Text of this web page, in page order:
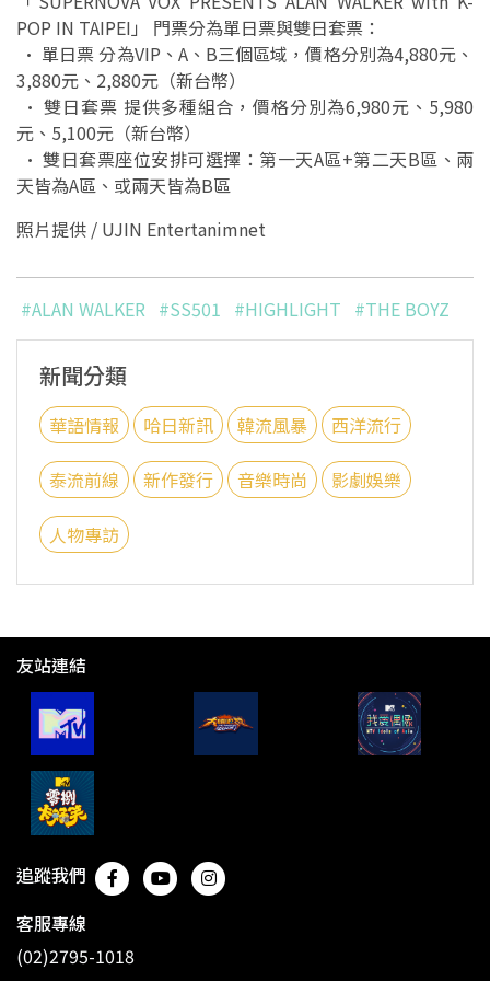
POP IN TAIPEI」 門票分為單日票與雙日套票：
• 單日票 分為VIP、A、B三個區域，價格分別為4,880元、
3,880元、2,880元（新台幣）
• 雙日套票 提供多種組合，價格分別為6,980元、5,980
元、5,100元（新台幣）
• 雙日套票座位安排可選擇：第一天A區+第二天B區、兩
天皆為A區、或兩天皆為B區
照片提供 / UJIN Entertanimnet
#ALAN WALKER #SS501 #HIGHLIGHT #THE BOYZ
新聞分類
華語情報 哈日新訊 韓流風暴 西洋流行
泰流前線 新作發行 音樂時尚 影劇娛樂
人物專訪
友站連結
追蹤我們
客服專線
(02)2795-1018